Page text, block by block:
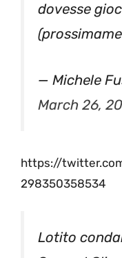
dovesse
— Michele
March 26,
https://
298350358534
Lotito